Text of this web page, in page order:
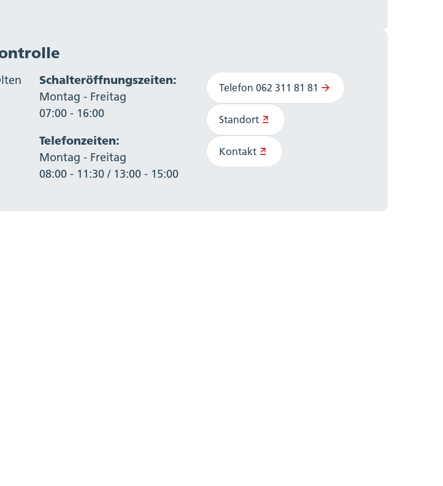
Schalteröffnungszeiten:
Montag - Freitag
07:00 - 16:00
Telefonzeiten:
Montag - Freitag
08:00 - 11:30 / 13:00 - 15:00
Telefon 062 311 81 81
Standort
Kontakt